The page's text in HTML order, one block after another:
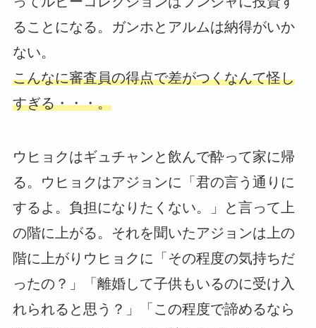
ることになる。ガンホとアルムは納得がいか
ない。
こんなに審査員の得点で差がつくなんて怪し
すぎる・・・。
ウヒョクはギュチャンと飲んで酔って家に帰
る。ウヒョクはアジョンに「君の言う通りに
するよ。負担になりたくない。」と言って上
の階に上がる。それを聞いたアジョンは上の
階に上がりウヒョクに「その程度の気持ちだ
ったの？」「離婚して子供もいるのに受け入
れられると思う？」「この程度で諦めるなら